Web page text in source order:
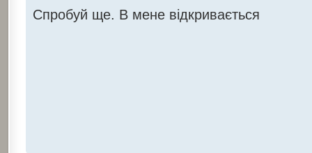
Спробуй ще. В мене відкривається